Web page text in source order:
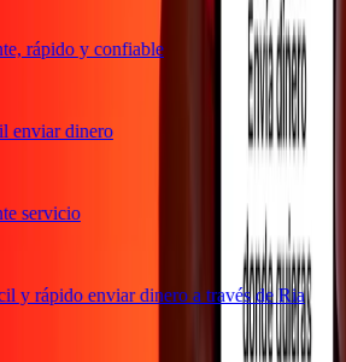
rápido y confiable
dinero
servicio
rápido enviar dinero a través de Ria